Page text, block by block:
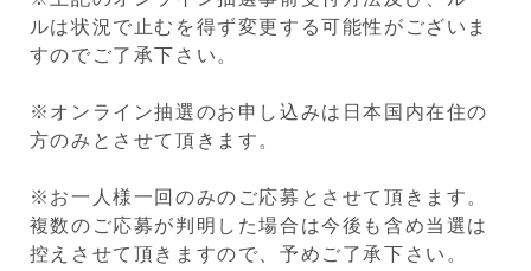
ルは状況で止むを得ず変更する可能性がございま
すのでご了承下さい。
※オンライン抽選のお申し込みは日本国内在住の
方のみとさせて頂きます。
※お一人様一回のみのご応募とさせて頂きます。
複数のご応募が判明した場合は今後も含め当選は
控えさせて頂きますので、予めご了承下さい。